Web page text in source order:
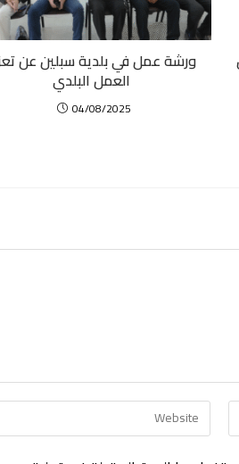
ورشة عمل في بلدية سبلين عن
العمل البلدي
04/08/2025